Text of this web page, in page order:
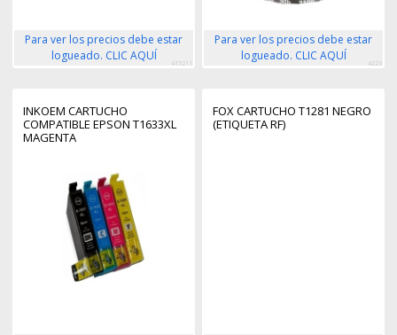
Para ver los precios debe estar
logueado. CLIC AQUÍ
415211
Para ver los precios debe estar
logueado. CLIC AQUÍ
4223
INKOEM CARTUCHO
COMPATIBLE EPSON T1633XL
MAGENTA
FOX CARTUCHO T1281 NEGRO
(ETIQUETA RF)